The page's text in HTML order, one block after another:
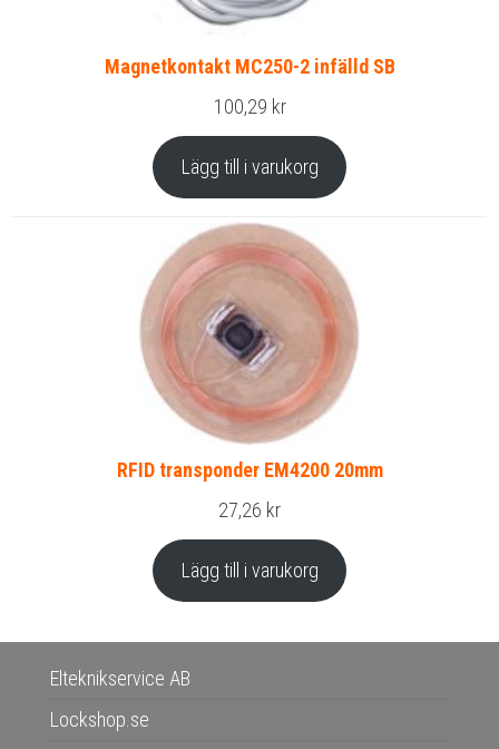
Magnetkontakt MC250-2 infälld SB
100,29 kr
Lägg till i varukorg
RFID transponder EM4200 20mm
27,26 kr
Lägg till i varukorg
Elteknikservice AB
Lockshop.se